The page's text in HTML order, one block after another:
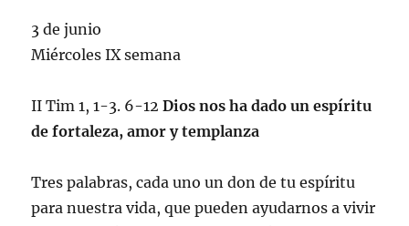
3 de junio
Miércoles IX semana
II Tim 1, 1-3. 6-12Dios nos ha dado un espíritu
de fortaleza, amor y templanza
Tres palabras, cada uno un don de tu espíritu
para nuestra vida, que pueden ayudarnos a vivir